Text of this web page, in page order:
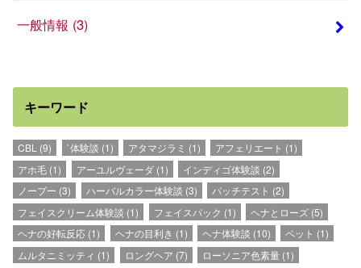
一般情報 (3)
キーワード
CBL (9) `体験談 (1) アタマジラミ (1) アフェリエート (1)
アホ毛 (1) アーユルヴェーダ(1) インディゴ体験談 (2)
ノープー (3) ハーバルカラー体験談 (3) パッチテスト (2)
フェイスクリーム体験談 (1) フェイスパック (1) ヘナとローズ(5)
ヘナの好転反応 (1) ヘナの目利き (1) ヘナ体験談 (10) ペット (1)
ムルタニミッティ (1) ロングヘア (7) ローソニア色素量(1)